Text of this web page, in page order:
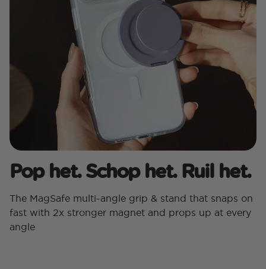
Pop het. Schop het. Ruil het.
The MagSafe multi-angle grip & stand that snaps on
fast with 2x stronger magnet and props up at every
angle